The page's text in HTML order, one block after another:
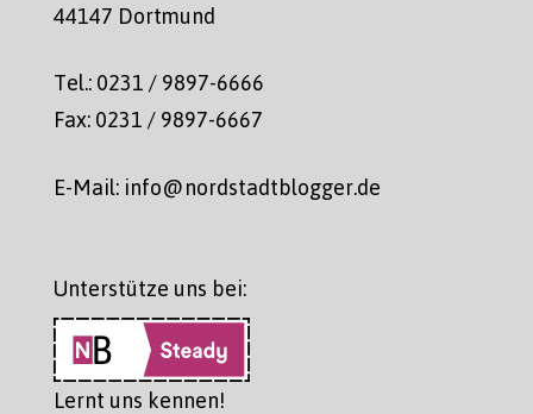
44147 Dortmund
Tel.: 0231 / 9897-6666
Fax: 0231 / 9897-6667
E-Mail: info@nordstadtblogger.de
Unterstütze uns bei:
Lernt uns kennen!